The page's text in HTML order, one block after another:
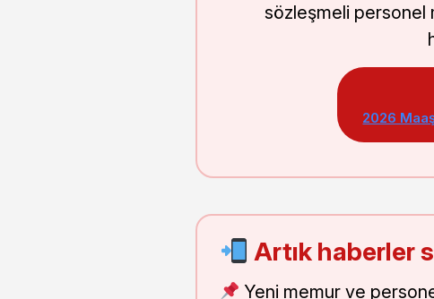
sözleşmeli personel
2026
Artık haberler
Yeni memur ve